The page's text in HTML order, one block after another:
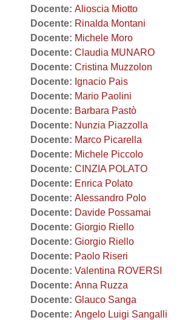
Docente: Alioscia Miotto
Docente: Rinalda Montani
Docente: Michele Moro
Docente: Claudia MUNARO
Docente: Cristina Muzzolon
Docente: Ignacio Pais
Docente: Mario Paolini
Docente: Barbara Pastò
Docente: Nunzia Piazzolla
Docente: Marco Picarella
Docente: Michele Piccolo
Docente: CINZIA POLATO
Docente: Enrica Polato
Docente: Alessandro Polo
Docente: Davide Possamai
Docente: Giorgio Riello
Docente: Giorgio Riello
Docente: Paolo Riseri
Docente: Valentina ROVERSI
Docente: Anna Ruzza
Docente: Glauco Sanga
Docente: Angelo Luigi Sangalli